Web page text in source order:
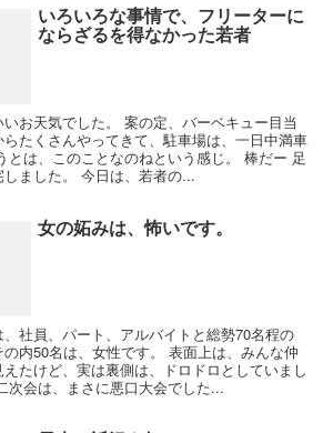
いろいろな事情で、フリーターに
ならざるを得なかった若者
お天気でした。 案の定、バーベキュー目当
たくさんやってきて、駐車場は、一日中満車
とは、このことなのねという感じ。 棒だー 足
ました。 今日は、若者の...
女の妬みは、怖いです。
社員、パート、アルバイトと総勢70名程の
内50名は、女性です。 表面上は、みんな仲
たけど、実は裏側は、ドロドロとしていまし
次会は、まさに悪口大会でした...